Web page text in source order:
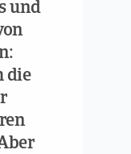
und
die